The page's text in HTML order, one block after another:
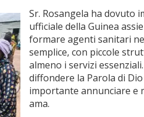
Sr. Rosangela ha dovuto
ufficiale della Guinea
formare agenti sanitari
semplice, con piccole
almeno i servizi
diffondere la Parola di
importante annunciare e
ama.